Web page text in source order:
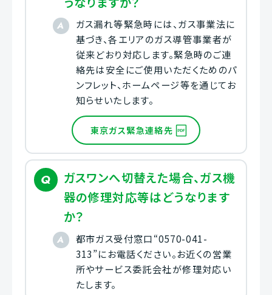
ガス漏れ等緊急時には、ガス事業法に
基づき、各エリアのガス導管事業者が
従来どおり対応します。緊急時のご連
絡先は安全にご使用いただくためのパ
ンフレット、ホームページ等を通じてお
知らせいたします。
東京ガス緊急連絡先
ガスワンへ切替えた場合、ガス機
器の修理対応等はどうなります
か？
都市ガス受付窓口“0570-041-
313”にお電話ください。お近くの営業
所やサービス委託会社が修理対応い
たします。